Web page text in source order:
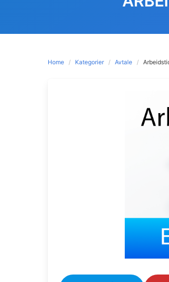
Home Kategorier Avtale